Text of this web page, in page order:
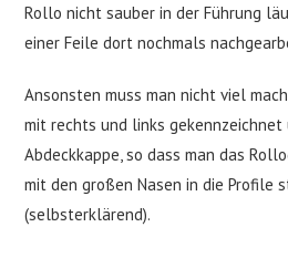
Rollo nicht sauber in der Führung
einer Feile dort nochmals
Ansonsten muss man nicht viel
mit rechts und links gekennzeichnet
Abdeckkappe, so dass man das
mit den großen Nasen in die Profile
(selbsterklärend).